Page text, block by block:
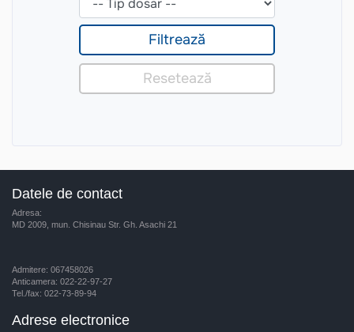
Datele de contact
Adresa:
MD 2009, mun. Chisinau Str. Gh. Asachi 21
Admitere: 067458026
Anticamera: 022-22-97-27
Tel./fax: 022-73-89-94
Adrese electronice